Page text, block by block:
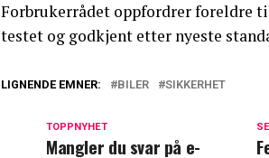
Forbrukerrådet oppfordrer foreldre
testet og godkjent etter nyeste
LIGNENDE EMNER: BILER SIKKERHET
TOPPNYHET
Mangler du svar på e-